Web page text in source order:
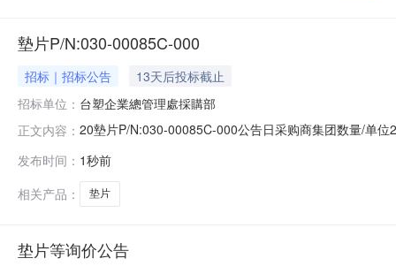
墊片P/N:030-00085C-000
招标｜招标公告
13天后投标截止
招标单位： 台塑企業總管理處採購部
正文内容： 20墊片P/N:030-00085C-000公告日采购商集团数量/单
发布时间： 1秒前
相关产品：
垫片
垫片等询价公告